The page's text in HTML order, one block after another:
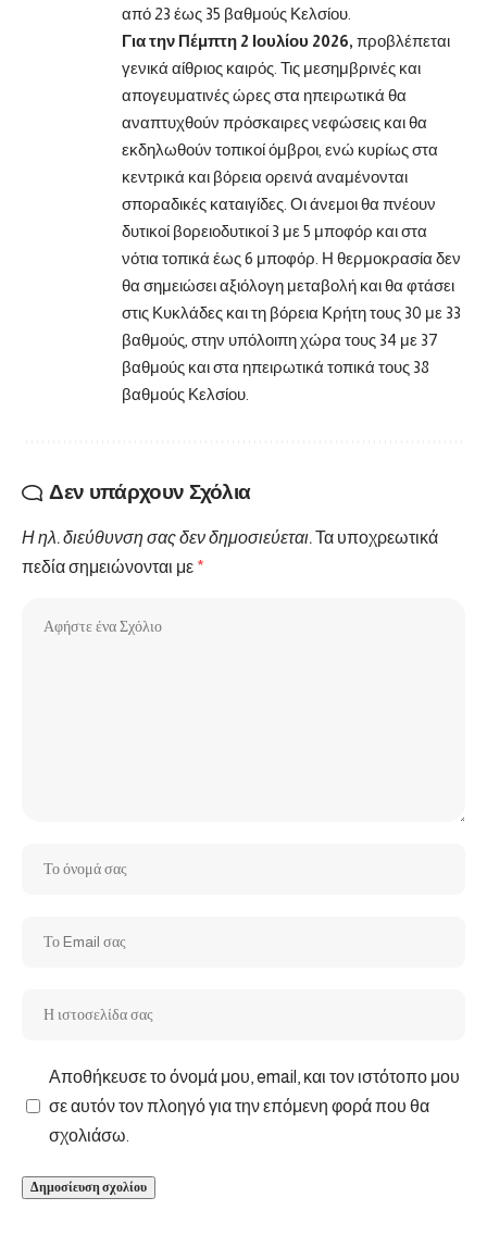
από 23 έως 35 βαθμούς Κελσίου.
Για την Πέμπτη 2 Ιουλίου 2026, προβλέπεται
γενικά αίθριος καιρός. Τις μεσημβρινές και
απογευματινές ώρες στα ηπειρωτικά θα
αναπτυχθούν πρόσκαιρες νεφώσεις και θα
εκδηλωθούν τοπικοί όμβροι, ενώ κυρίως στα
κεντρικά και βόρεια ορεινά αναμένονται
σποραδικές καταιγίδες. Οι άνεμοι θα πνέουν
δυτικοί βορειοδυτικοί 3 με 5 μποφόρ και στα
νότια τοπικά έως 6 μποφόρ. Η θερμοκρασία δεν
θα σημειώσει αξιόλογη μεταβολή και θα φτάσει
στις Κυκλάδες και τη βόρεια Κρήτη τους 30 με 33
βαθμούς, στην υπόλοιπη χώρα τους 34 με 37
βαθμούς και στα ηπειρωτικά τοπικά τους 38
βαθμούς Κελσίου.
Δεν υπάρχουν Σχόλια
Η ηλ. διεύθυνση σας δεν δημοσιεύεται.Τα υποχρεωτικά
πεδία σημειώνονται με *
Αποθήκευσε το όνομά μου, email, και τον ιστότοπο μου
σε αυτόν τον πλοηγό για την επόμενη φορά που θα
σχολιάσω.